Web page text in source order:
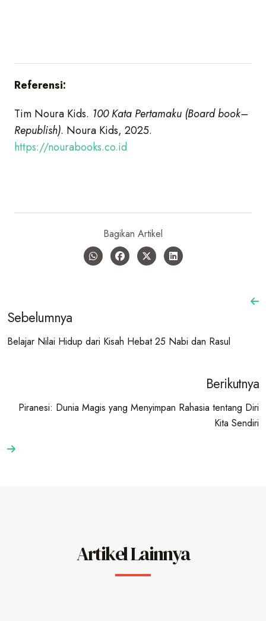
Referensi:
Tim Noura Kids. 100 Kata Pertamaku (Board book–
Republish). Noura Kids, 2025.
https://nourabooks.co.id
Bagikan Artikel
Sebelumnya
Belajar Nilai Hidup dari Kisah Hebat 25 Nabi dan Rasul
Berikutnya
Piranesi: Dunia Magis yang Menyimpan Rahasia tentang Diri
Kita Sendiri
Artikel Lainnya